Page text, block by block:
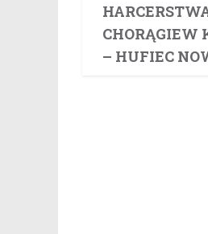
CHORĄGIEW
– HUFIEC